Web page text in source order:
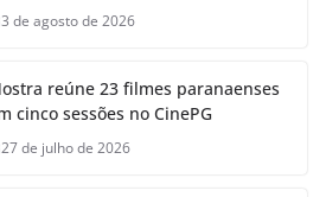
3 de agosto de 2026
reúne 23 filmes paranaenses
cinco sessões no CinePG
27 de julho de 2026